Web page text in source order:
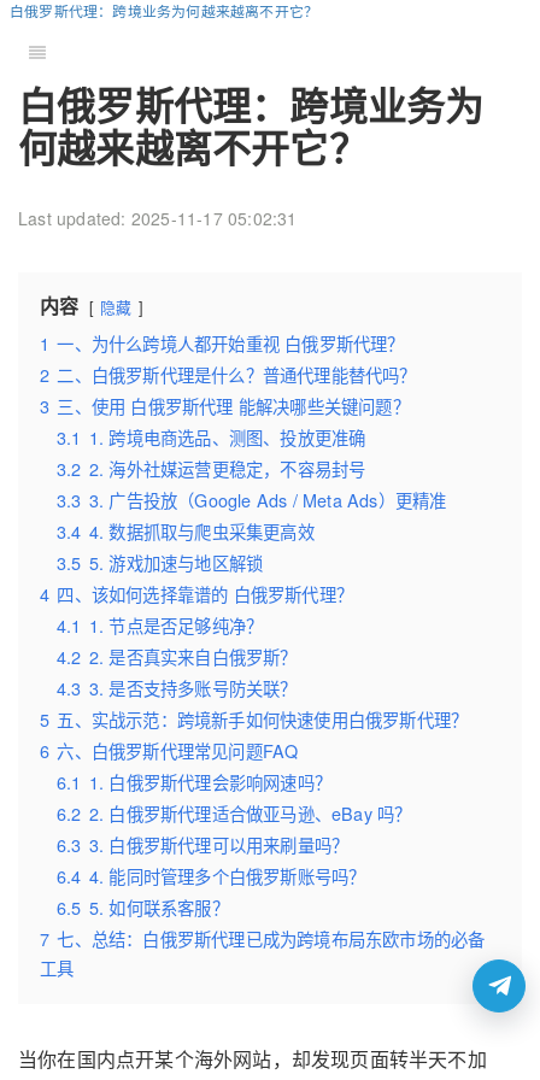
白俄罗斯代理：跨境业务为何越来越离不开它？
白俄罗斯代理：跨境业务为
何越来越离不开它？
Last updated: 2025-11-17 05:02:31
内容 隐藏
1 一、为什么跨境人都开始重视 白俄罗斯代理？
2 二、白俄罗斯代理是什么？普通代理能替代吗？
3 三、使用 白俄罗斯代理 能解决哪些关键问题？
3.1 1. 跨境电商选品、测图、投放更准确
3.2 2. 海外社媒运营更稳定，不容易封号
3.3 3. 广告投放（Google Ads / Meta Ads）更精准
3.4 4. 数据抓取与爬虫采集更高效
3.5 5. 游戏加速与地区解锁
4 四、该如何选择靠谱的 白俄罗斯代理？
4.1 1. 节点是否足够纯净？
4.2 2. 是否真实来自白俄罗斯？
4.3 3. 是否支持多账号防关联？
5 五、实战示范：跨境新手如何快速使用白俄罗斯代理？
6 六、白俄罗斯代理常见问题FAQ
6.1 1. 白俄罗斯代理会影响网速吗？
6.2 2. 白俄罗斯代理适合做亚马逊、eBay 吗？
6.3 3. 白俄罗斯代理可以用来刷量吗？
6.4 4. 能同时管理多个白俄罗斯账号吗？
6.5 5. 如何联系客服？
7 七、总结：白俄罗斯代理已成为跨境布局东欧市场的必备
工具
当你在国内点开某个海外网站，却发现页面转半天不加